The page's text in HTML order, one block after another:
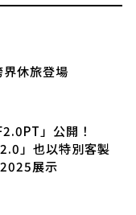
休旅登場
」公開！
」也以特別客製
展示